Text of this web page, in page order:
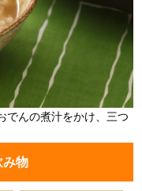
でんの煮汁をかけ、三つ
み物